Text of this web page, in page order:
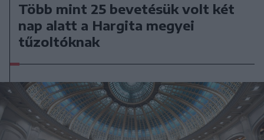
Több mint 25 bevetésük volt két
nap alatt a Hargita megyei
tűzoltóknak